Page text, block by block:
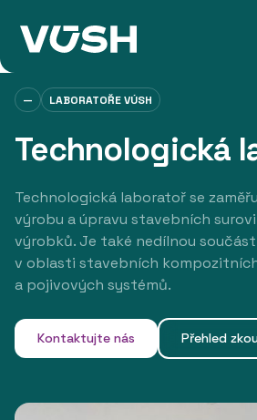
— LABORATOŘE VÚSH
Technologická
Technologická laboratoř se
výrobu a úpravu stavebních
výrobků. Je také nedílnou
v oblasti stavebních
a pojivových systémů.
Kontaktujte nás Přehled